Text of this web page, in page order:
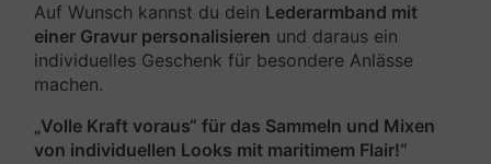
Auf Wunsch kannst du dein Lederarmband mit
einer Gravur personalisieren und daraus ein
individuelles Geschenk für besondere Anlässe
machen.
„Volle Kraft voraus“ für das Sammeln und Mixen
von individuellen Looks mit maritimem Flair!“